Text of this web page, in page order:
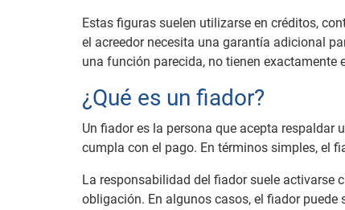
Estas figuras suelen utilizarse en créditos,
el acreedor necesita una garantía adicional
una función parecida, no tienen exactamente
¿Qué es un fiador?
Un fiador es la persona que acepta respaldar
cumpla con el pago. En términos simples, el
La responsabilidad del fiador suele activarse
obligación. En algunos casos, el fiador